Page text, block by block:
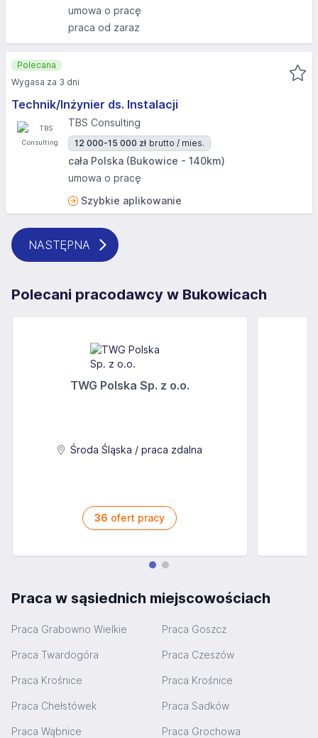
umowa o pracę
praca od zaraz
Technik/Inżynier ds. Instalacji
TBS Consulting
12 000-15 000 zł brutto / mies.
cała Polska (Bukowice - 140km)
umowa o pracę
Szybkie aplikowanie
Polecana
Wygasa za 3 dni
NASTĘPNA
Polecani pracodawcy w Bukowicach
TWG Polska Sp. z o.o.
Środa Śląska / praca zdalna
36 ofert pracy
Praca w sąsiednich miejscowościach
Praca Grabowno Wielkie Praca Goszcz
Praca Twardogóra Praca Czeszów
Praca Krośnice Praca Krośnice
Praca Chełstówek Praca Sadków
Praca Wąbnice Praca Grochowa